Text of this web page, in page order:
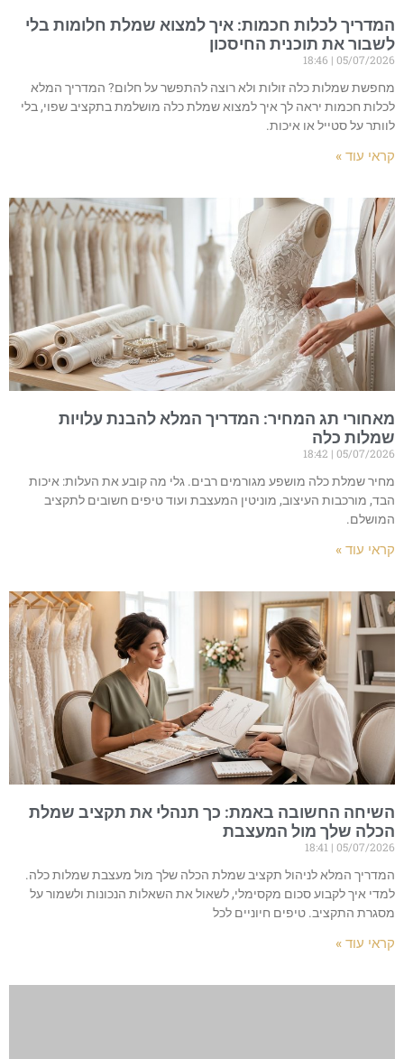
המדריך לכלות חכמות: איך למצוא שמלת חלומות בלי
לשבור את תוכנית החיסכון
05/07/2026
מחפשת שמלות כלה זולות ולא רוצה להתפשר על חלום? המדריך המלא
לכלות חכמות יראה לך איך למצוא שמלת כלה מושלמת בתקציב שפוי, בלי
לוותר על סטייל או איכות.
קראי עוד »
מאחורי תג המחיר: המדריך המלא להבנת עלויות
שמלות כלה
05/07/2026
מחיר שמלת כלה מושפע מגורמים רבים. גלי מה קובע את העלות: איכות
הבד, מורכבות העיצוב, מוניטין המעצבת ועוד טיפים חשובים לתקציב
המושלם.
קראי עוד »
השיחה החשובה באמת: כך תנהלי את תקציב שמלת
הכלה שלך מול המעצבת
05/07/2026
המדריך המלא לניהול תקציב שמלת הכלה שלך מול מעצבת שמלות כלה.
למדי איך לקבוע סכום מקסימלי, לשאול את השאלות הנכונות ולשמור על
מסגרת התקציב. טיפים חיוניים לכל
קראי עוד »